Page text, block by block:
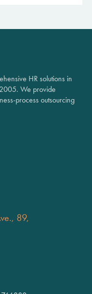
HR solutions in
We provide
process outsourcing
89,